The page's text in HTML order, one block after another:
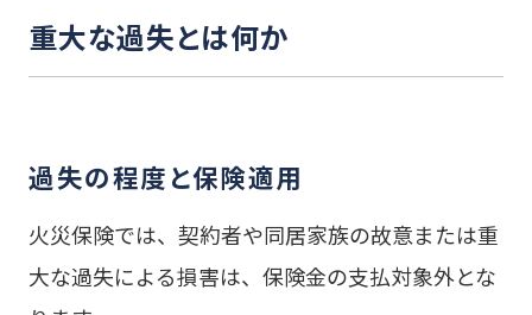
重大な過失とは何か
過失の程度と保険適用
火災保険では、契約者や同居家族の故意または重
大な過失による損害は、保険金の支払対象外とな